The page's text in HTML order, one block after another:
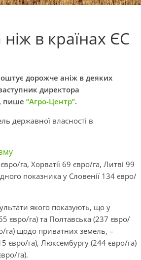
в країнах ЄС
дорожче аніж в деяких
директора
пише “Агро-Центр”.
державної власності в
га, Хорватії 69 євро/га, Литві 99
показника у Словенії 134 євро/
якого показують, що у
євро/га) та Полтавська (237 євро/
га) щодо приватних земель, –
євро/га), Люксембургу (244 євро/га)
га).